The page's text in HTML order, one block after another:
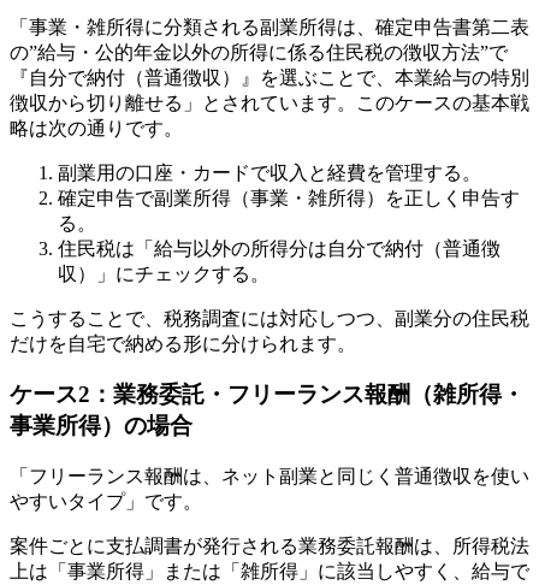
「事業・雑所得に分類される副業所得は、確定申告書第二表
の”給与・公的年金以外の所得に係る住民税の徴収方法”で
『自分で納付（普通徴収）』を選ぶことで、本業給与の特別
徴収から切り離せる」とされています。このケースの基本戦
略は次の通りです。
副業用の口座・カードで収入と経費を管理する。
確定申告で副業所得（事業・雑所得）を正しく申告す
る。
住民税は「給与以外の所得分は自分で納付（普通徴
収）」にチェックする。
こうすることで、税務調査には対応しつつ、副業分の住民税
だけを自宅で納める形に分けられます。
ケース2：業務委託・フリーランス報酬（雑所得・
事業所得）の場合
「フリーランス報酬は、ネット副業と同じく普通徴収を使い
やすいタイプ」です。
案件ごとに支払調書が発行される業務委託報酬は、所得税法
上は「事業所得」または「雑所得」に該当しやすく、給与で